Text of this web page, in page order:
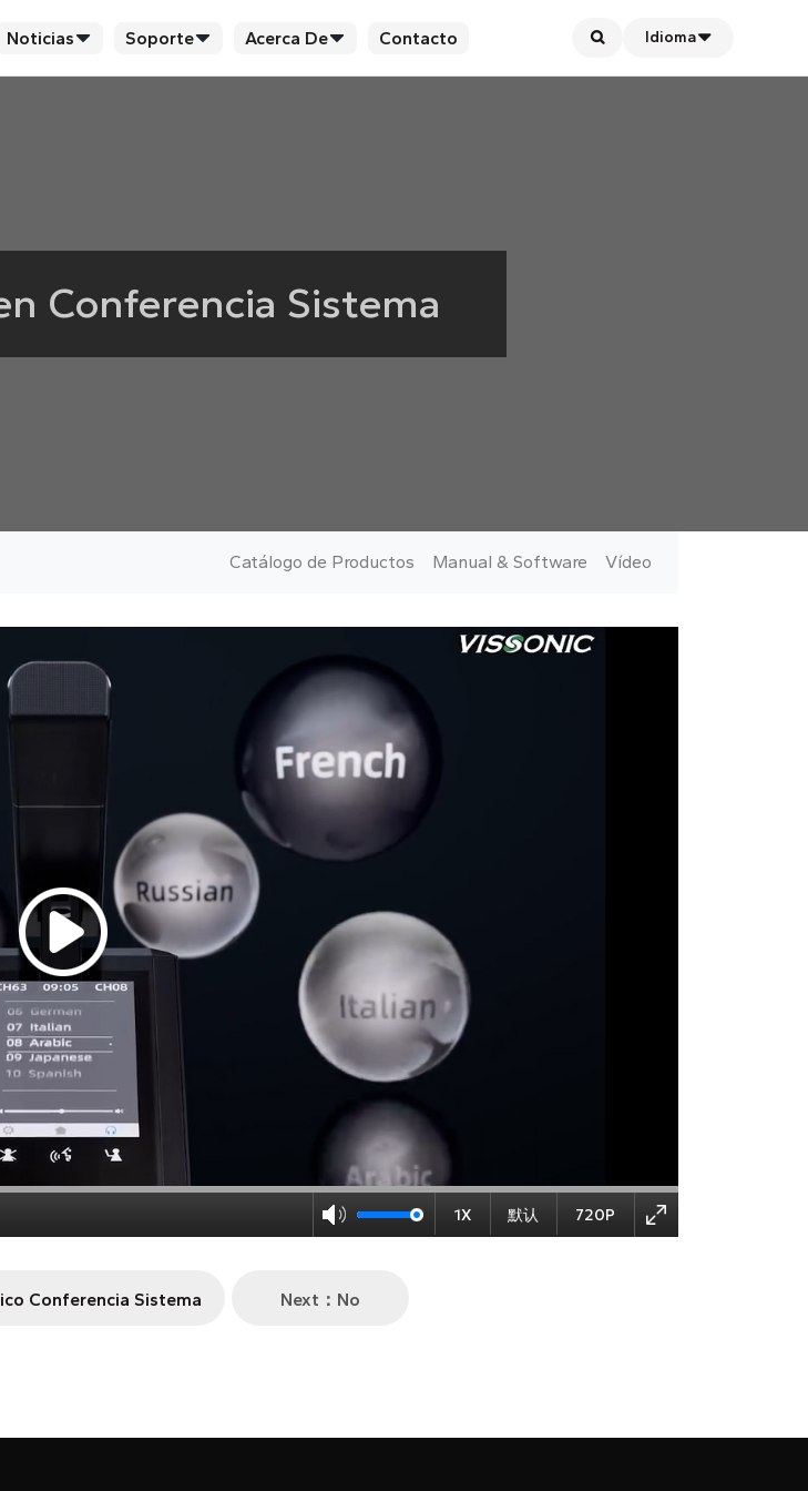
Noticias Soporte Acerca De Contacto Idioma
Conferencia Sistema
Catálogo de Productos Manual & Software Vídeo
720P
1X 默认
Conferencia Sistema Next：No